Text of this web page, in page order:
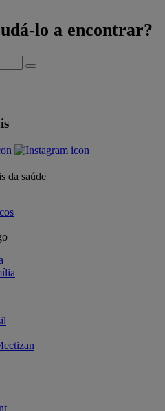
lo a encontrar?
da saúde